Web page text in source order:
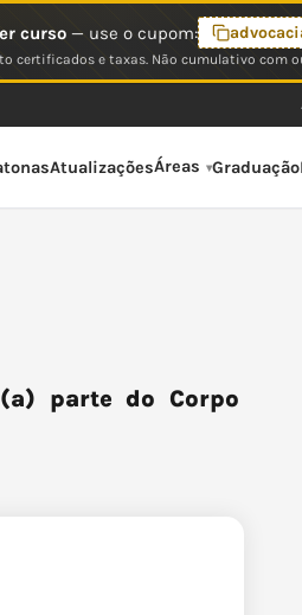
curso— use o cupom:
certificados e taxas. Não cumulativo
AtualizaçõesÁreas Graduação
parte do Corpo